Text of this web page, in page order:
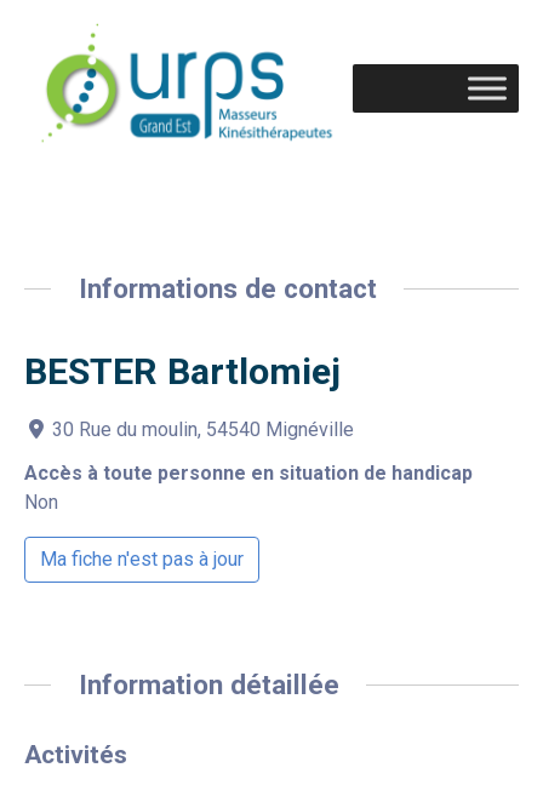
Informations de contact
BESTER Bartlomiej
30 Rue du moulin, 54540 Mignéville
Accès à toute personne en situation de handicap
Non
Ma fiche n'est pas à jour
Information détaillée
Activités